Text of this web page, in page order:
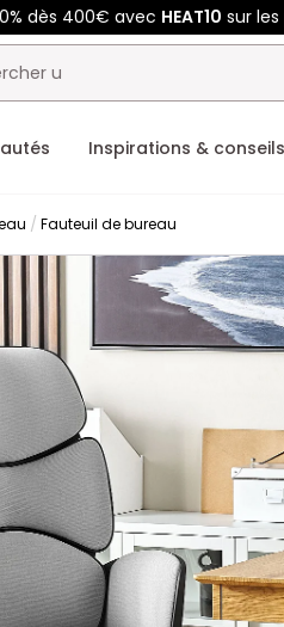
dès 400€ avec HEAT10 sur
Inspirations & conseils
Fauteuil de bureau